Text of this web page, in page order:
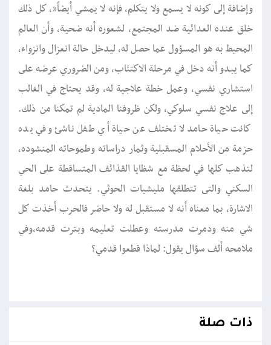
وإضافة إلى كونه لا يسمع ولا يتكلم، فإنه لا يمشي أيضاً”، كل ذلك
خلق عنده العدائية ضد المجتمع، لشعوره أنه ضحية، وأن العالم
المحيط به هو المسؤول عما حصل له، ليدخل حالة انعزال وانزواء،
كما يبدو أنه دخل في مرحلة الاكتئاب، ومن الضروري عرضه على
استشاري نفسي، وعمل خطة علاجية له، وقد يحتاج في الغالب
إلى علاج نفسي سلوكي، ولكن ظروفنا المادية لم تمكنا من ذلك.
كانت حياة حامد لا تختلف عن حياة أي طفل ناشئ وفي يده
حزمة من الأحلام المسقبلية وثمار دراساته وطموحاته المنشوده،
لتذهب كلها في لحظة مع شظايا القذائف المتساقطة على الحي
السكني والتى تتطلقها مليشيات الحوثي. يتحدث حامد بلغة
الاشارة، بما معناه أنه لا مستقبل له ولا حاضر فالحرب أخذت كل
شي منه ودمرت مدرسته وعطلت تعليمه وبترت قدمه،وفي
ملامحه ألف سؤال يقول: لماذا قطعوا قدمي؟
ذات صلة